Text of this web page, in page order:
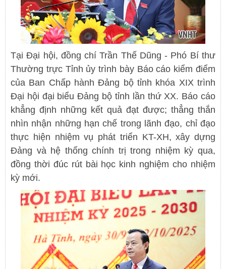
Tại Đại hội, đồng chí Trần Thế Dũng - Phó Bí thư
Thường trực Tỉnh ủy trình bày Báo cáo kiểm điểm
của Ban Chấp hành Đảng bộ tỉnh khóa XIX trình
Đại hội đại biểu Đảng bộ tỉnh lần thứ XX. Báo cáo
khẳng định những kết quả đạt được; thẳng thắn
nhìn nhận những hạn chế trong lãnh đạo, chỉ đạo
thực hiện nhiệm vụ phát triển KT-XH, xây dựng
Đảng và hệ thống chính trị trong nhiệm kỳ qua,
đồng thời đúc rút bài học kinh nghiệm cho nhiệm
kỳ mới.